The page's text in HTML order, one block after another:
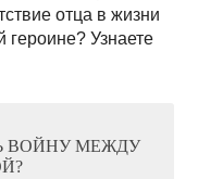
отца в жизни
Узнаете
ВОЙНУ МЕЖДУ